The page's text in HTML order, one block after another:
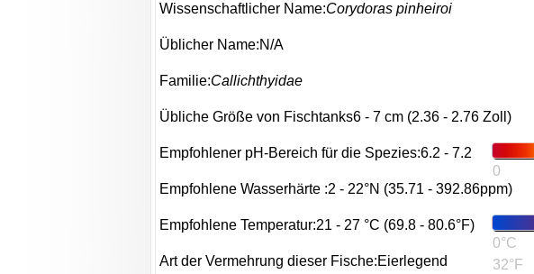
Wissenschaftlicher Name:Corydoras pinheiroi
Üblicher Name:N/A
Familie:Callichthyidae
Übliche Größe von Fischtanks6 - 7 cm (2.36 - 2.76 Zoll)
0
Empfohlener pH-Bereich für die Spezies:6.2 - 7.2
Empfohlene Wasserhärte :2 - 22°N (35.71 - 392.86ppm)
0°C
32°F
Empfohlene Temperatur:21 - 27 °C (69.8 - 80.6°F)
Art der Vermehrung dieser Fische:Eierlegend